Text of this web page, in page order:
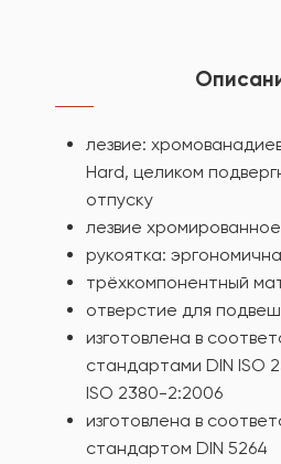
лезвие:
Hard, целиком
отпуску
лезвие
рукоятка:
трёхкомпонентный
отверстие для
изготовлена в
стандартами DIN ISO
ISO 2380-2:2006
изготовлена в
стандартом DIN 5264